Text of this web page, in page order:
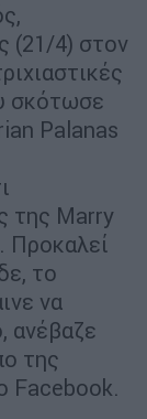
(21/4) στον
σκότωσε
Palanas
της Marry
Προκαλεί
το
να
ανέβαζε
της
Facebook.